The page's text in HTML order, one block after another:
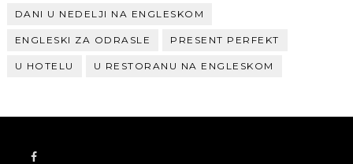
DANI U NEDELJI NA ENGLESKOM
ENGLESKI ZA ODRASLE PRESENT PERFEKT
U HOTELU U RESTORANU NA ENGLESKOM